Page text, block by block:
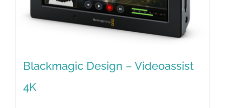
Blackmagic Design – Videoassist
4K